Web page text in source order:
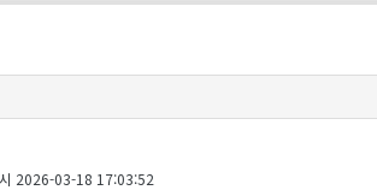
2026-03-18 17:03:52